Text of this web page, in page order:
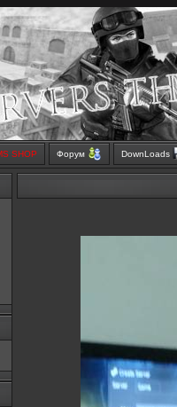
SHOP Форум DownLoads